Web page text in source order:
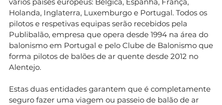
Holanda, Inglaterra, Luxemburgo e Portugal. Todos os
pilotos e respetivas equipas serão recebidos pela
Publibalão, empresa que opera desde 1994 na área do
balonismo em Portugal e pelo Clube de Balonismo que
forma pilotos de balões de ar quente desde 2012 no
Alentejo.
Estas duas entidades garantem que é completamente
seguro fazer uma viagem ou passeio de balão de ar